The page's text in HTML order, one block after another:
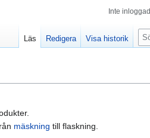
mäskning till flaskning.
Inte inloggad
Läs Redigera Visa historik
S
ö